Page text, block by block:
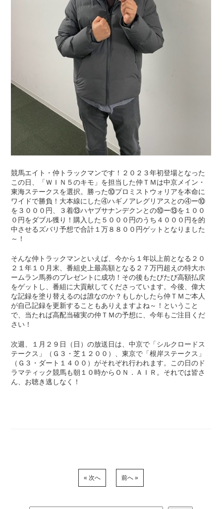
競馬エイト・仲トラックマンです！２０２３年初登場となった
この日、「ＷＩＮ５のキモ」を担当した仲ＴＭは中京メイン・
東海ステークスを選択。勝った⑩プロミストウォリアを本命に
ワイドで勝負！大本線にした④ハギノアレグリアスとの④ー⑩
を３０００円、３着⑬ハヤブサナンデクンとの⑩ー⑬を１００
０円をダブル獲り！購入した５０００円のうち４０００円を的
中させるズバリ予想で合計１万８８００円ゲットとなりました
～！
そんな仲トラックマンといえば、今から１年以上前となる２０
２１年１０月末、番組史上最高額となる２７万円超えの特大ホ
ームラン馬券のプレゼントに成功！その後もたびたび高額払戻
をゲットし、番組に大貢献してくださっています。今後、偉大
な記録を塗り替えるのは誰なのか？もしかしたら仲ＴＭご本人
が自己記録を更新することもありえますよね～！ということ
で、当たれば高配当確実の仲ＴＭの予想に、今年もご注目くだ
さい！
次週、１月２９日（日）の放送日は、中京で「シルクロードス
テークス」（Ｇ３・芝１２００）、東京で「根岸ステークス」
（Ｇ３・ダート１４００）がそれぞれ行われます。この日のド
ラマティック競馬も朝１０時からＯＮ．ＡＩＲ。それでは皆さ
ん、お聴き逃しなく！
« 次へ 前へ »